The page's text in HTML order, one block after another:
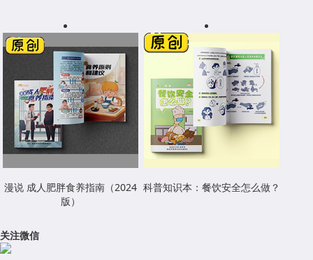
漫说 成人肥胖食养指南（2024
版）
科普知识本：餐饮安全怎么做？
关注微信